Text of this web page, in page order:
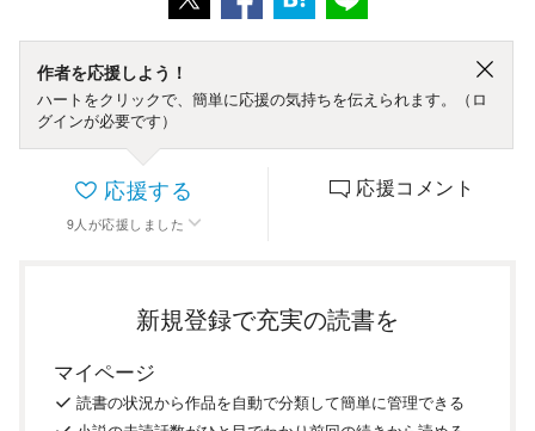
作者を応援しよう！
ハートをクリックで、簡単に応援の気持ちを伝えられます。（ロ
グインが必要です）
応援する
9 人 が応援しました
応援コメント
新規登録で充実の読書を
マイページ
読書の状況から作品を自動で分類して簡単に管理できる